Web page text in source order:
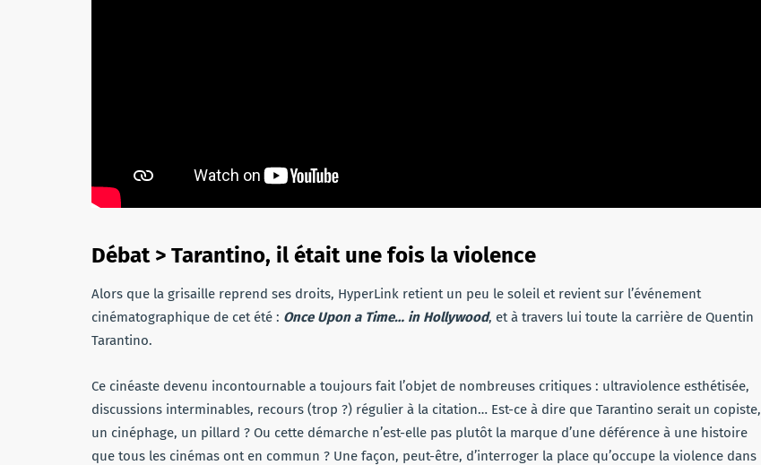
Débat > Tarantino, il était une fois la violence
Alors que la grisaille reprend ses droits, HyperLink retient un peu le soleil et revient sur l’événement
cinématographique de cet été : Once Upon a Time… in Hollywood, et à travers lui toute la carrière de Quentin
Tarantino.
Ce cinéaste devenu incontournable a toujours fait l’objet de nombreuses critiques : ultraviolence esthétisée,
discussions interminables, recours (trop ?) régulier à la citation… Est-ce à dire que Tarantino serait un copiste,
un cinéphage, un pillard ? Ou cette démarche n’est-elle pas plutôt la marque d’une déférence à une histoire
que tous les cinémas ont en commun ? Une façon, peut-être, d’interroger la place qu’occupe la violence dans